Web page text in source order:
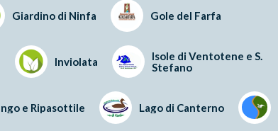
Giardino di Ninfa Gole del Farfa
Inviolata
Isole di Ventotene e S.
Stefano
e Ripasottile Lago di Canterno